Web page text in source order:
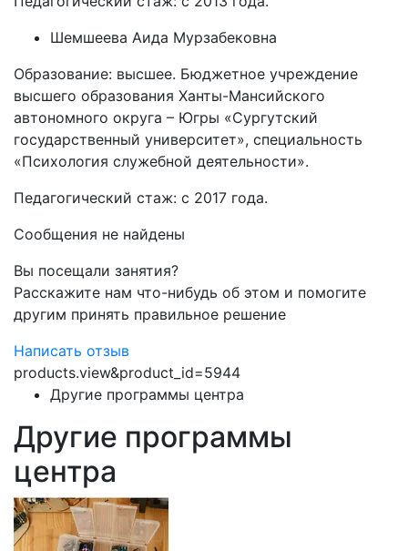
Шемшеева Аида Мурзабековна
Образование: высшее. Бюджетное учреждение
высшего образования Ханты-Мансийского
автономного округа – Югры «Сургутский
государственный университет», специальность
«Психология служебной деятельности».
Педагогический стаж: с 2017 года.
Сообщения не найдены
Вы посещали занятия?
Расскажите нам что-нибудь об этом и помогите
другим принять правильное решение
Написать отзыв
products.view&product_id=5944
Другие программы центра
Другие программы
центра